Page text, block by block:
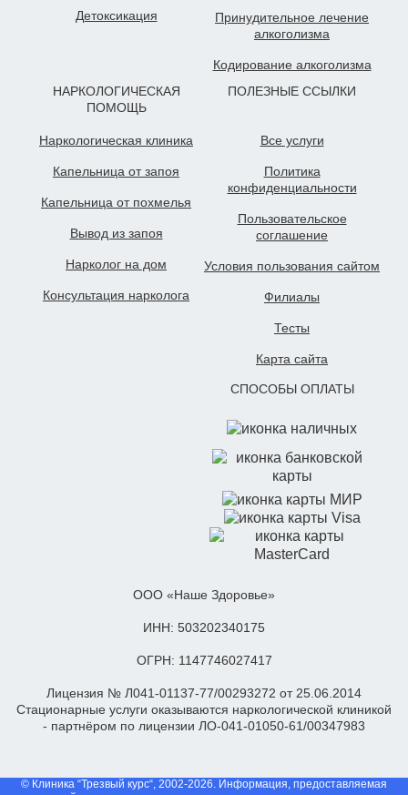
Детоксикация
Принудительное лечение
алкоголизма
Кодирование алкоголизма
НАРКОЛОГИЧЕСКАЯ
ПОМОЩЬ
Наркологическая клиника
Капельница от запоя
Капельница от похмелья
Вывод из запоя
Нарколог на дом
Консультация нарколога
ПОЛЕЗНЫЕ ССЫЛКИ
Все услуги
Политика
конфиденциальности
Пользовательское
cоглашение
Условия пользования сайтом
Филиалы
Тесты
Карта сайта
СПОСОБЫ ОПЛАТЫ
ООО «Наше Здоровье»
ИНН: 503202340175
ОГРН: 1147746027417
Лицензия № Л041-01137-77/00293272 от 25.06.2014
Стационарные услуги оказываются наркологической клиникой
- партнёром по лицензии ЛО-041-01050-61/00347983
© Клиника “Трезвый курс“, 2002-2026. Информация, предоставляемая